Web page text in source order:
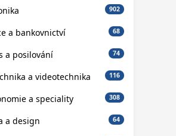
902
a bankovnictví 68
a posilování 74
a videotechnika 116
a speciality 308
a design 64